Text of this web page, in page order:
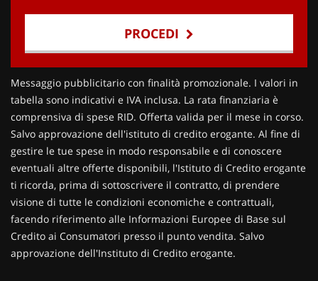
PROCEDI
Contattaci
Messaggio pubblicitario con finalità promozionale. I valori in
tabella sono indicativi e IVA inclusa. La rata finanziaria è
comprensiva di spese RID. Offerta valida per il mese in corso.
Salvo approvazione dell'istituto di credito erogante. Al fine di
gestire le tue spese in modo responsabile e di conoscere
eventuali altre offerte disponibili, l'Istituto di Credito erogante
ti ricorda, prima di sottoscrivere il contratto, di prendere
visione di tutte le condizioni economiche e contrattuali,
facendo riferimento alle Informazioni Europee di Base sul
Credito ai Consumatori presso il punto vendita. Salvo
approvazione dell'Instituto di Credito erogante.